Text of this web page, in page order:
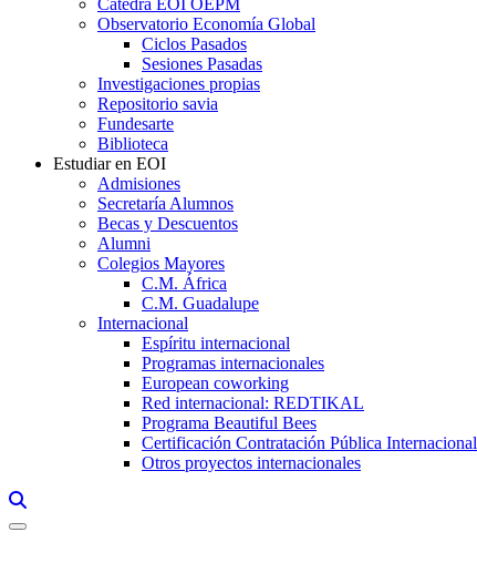
Observatorio Economía Global
Ciclos Pasados
Sesiones Pasadas
Investigaciones propias
Repositorio savia
Fundesarte
Biblioteca
Estudiar en EOI
Admisiones
Secretaría Alumnos
Becas y Descuentos
Alumni
Colegios Mayores
C.M. África
C.M. Guadalupe
Internacional
Espíritu internacional
Programas internacionales
European coworking
Red internacional: REDTIKAL
Programa Beautiful Bees
Certificación Contratación Pública Internacional
Otros proyectos internacionales